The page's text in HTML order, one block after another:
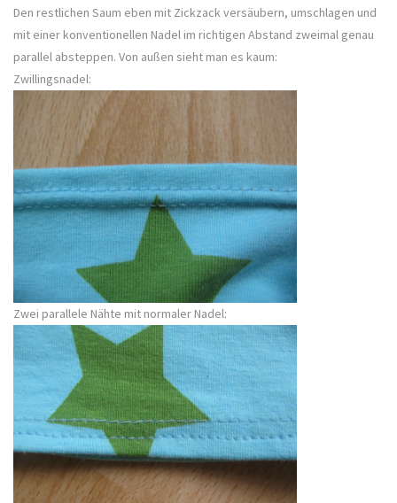
Den restlichen Saum eben mit Zickzack versäubern, umschlagen und
mit einer konventionellen Nadel im richtigen Abstand zweimal genau
parallel absteppen. Von außen sieht man es kaum:
Zwillingsnadel:
Zwei parallele Nähte mit normaler Nadel: